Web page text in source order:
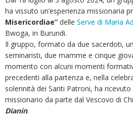
ha vissuto un’esperienza missionaria
Misericordiae” delle Serve di Maria
Bwoga, in Burundi.
Il gruppo, formato da due sacerdoti,
seminaristi, due mamme e cinque
momento con alcuni momenti
precedenti alla partenza e, nella
solennità dei Santi Patroni, ha ricevuto
missionario da parte dal Vescovo di
Dianin.